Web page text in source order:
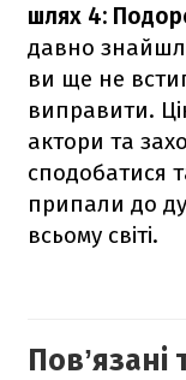
шлях 4:
давно
ви ще не
виправити.
актори та
сподобатися
припали до
всьому світі.
Повʼязані